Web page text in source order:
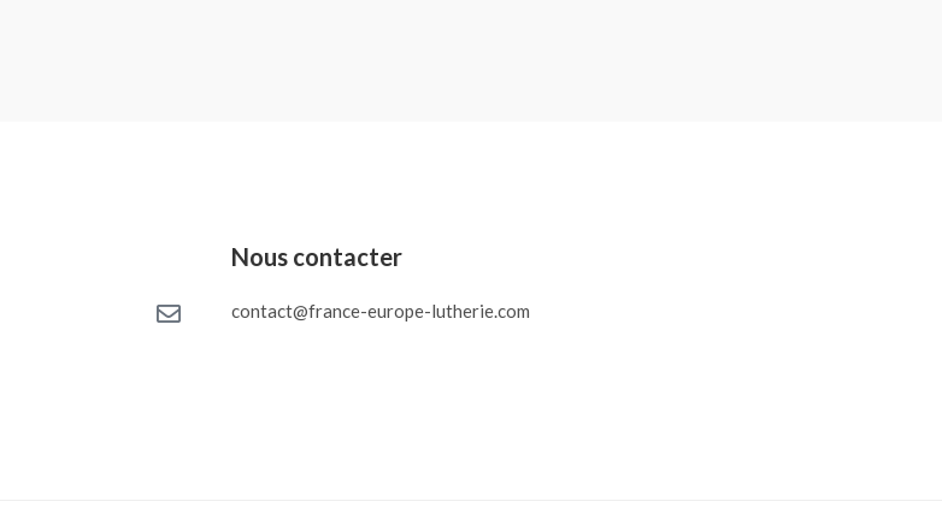
Nous contacter
contact@france-europe-lutherie.com